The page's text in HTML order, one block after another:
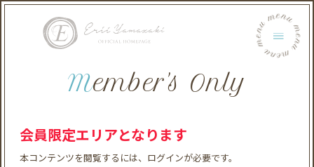
menu menu menu menu menu menu
Member's Only
会員限定エリアとなります
本コンテンツを閲覧するには、ログインが必要です。